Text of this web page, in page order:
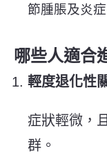
節腫脹及炎症
哪些人適合
輕度退化性
症狀輕微，
群。